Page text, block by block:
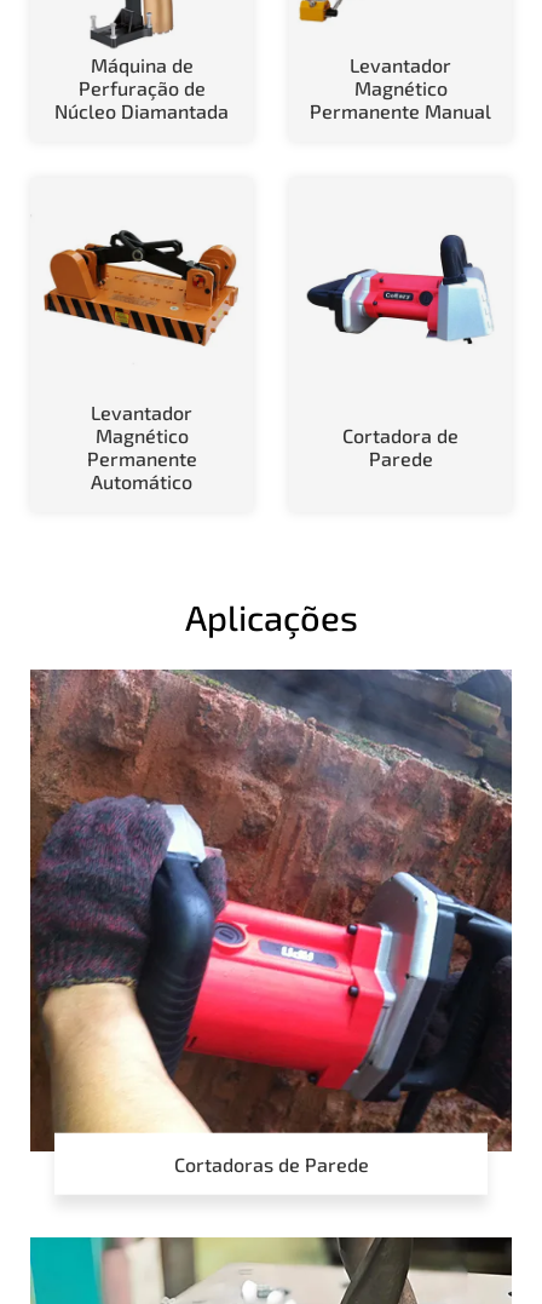
Máquina de
Perfuração de
Núcleo Diamantada
Levantador
Magnético
Permanente Manual
Levantador
Magnético
Permanente
Automático
Cortadora de
Parede
Aplicações
Cortadoras de Parede